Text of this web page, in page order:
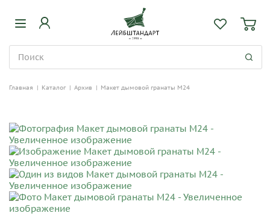
Главная | Каталог | Архив | Макет дымовой гранаты М24